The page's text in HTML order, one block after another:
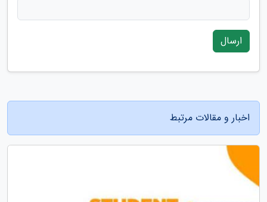
ارسال
اخبار و مقالات مرتبط